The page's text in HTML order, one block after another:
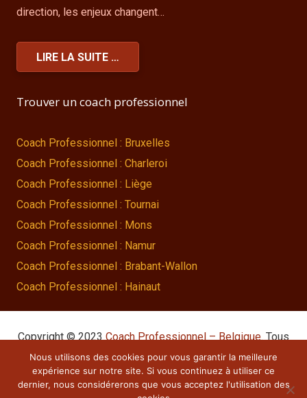
direction, les enjeux changent…
LIRE LA SUITE …
Trouver un coach professionnel
Coach Professionnel : Bruxelles
Coach Professionnel : Charleroi
Coach Professionnel : Liège
Coach Professionnel : Tournai
Coach Professionnel : Mons
Coach Professionnel : Namur
Coach Professionnel : Brabant-Wallon
Coach Professionnel : Hainaut
Copyright © 2023Coach Professionnel – Belgique. Tous
droits réservés.
Powered byProcurion – Services pour psychologues,
psychothérapeutes et hypnothérapeutes.
Nous utilisons des cookies pour vous garantir la meilleure
expérience sur notre site. Si vous continuez à utiliser ce
dernier, nous considérerons que vous acceptez l'utilisation des